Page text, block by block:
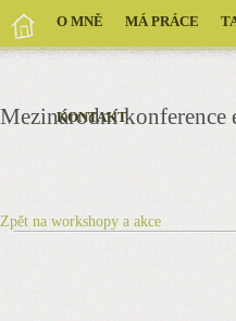
O MNĚ MÁ PRÁCE
KONTAKT
Mezinárodní konference
Zpět na workshopy a akce